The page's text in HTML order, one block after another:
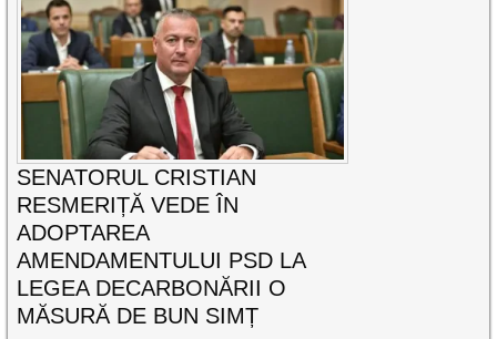
SENATORUL CRISTIAN
RESMERIȚĂ VEDE ÎN
ADOPTAREA
AMENDAMENTULUI PSD LA
LEGEA DECARBONĂRII O
MĂSURĂ DE BUN SIMȚ